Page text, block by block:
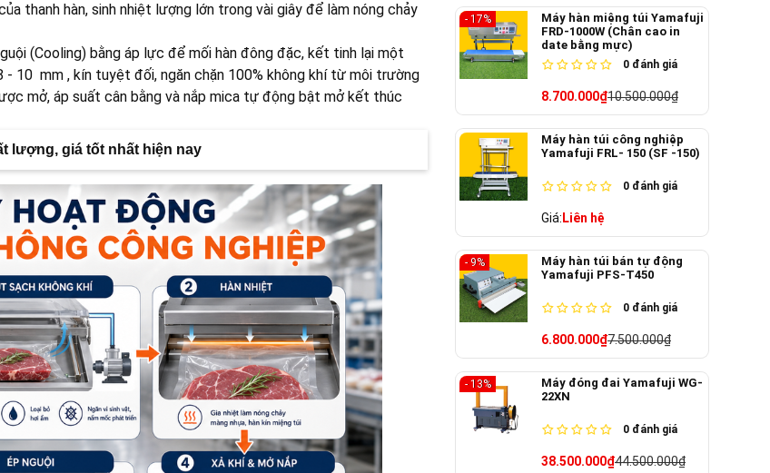
thanh hàn, sinh nhiệt lượng lớn trong vài giây để làm nóng chảy
(Cooling) bằng áp lực để mối hàn đông đặc, kết tinh lại một
10 mm , kín tuyệt đối, ngăn chặn 100% không khí từ môi trường
mở, áp suất cân bằng và nắp mica tự động bật mở kết thúc
lượng, giá tốt nhất hiện nay
- 17%
Máy hàn miệng túi Yamafuji
FRD-1000W (Chân cao in
date bằng mực)
0 đánh giá
8.700.000₫10.500.000₫
Máy hàn túi công nghiệp
Yamafuji FRL- 150 (SF -150)
0 đánh giá
Giá: Liên hệ
- 9%
Máy hàn túi bán tự động
Yamafuji PFS-T450
0 đánh giá
6.800.000₫7.500.000₫
- 13%
Máy đóng đai Yamafuji WG-
22XN
0 đánh giá
38.500.000₫44.500.000₫